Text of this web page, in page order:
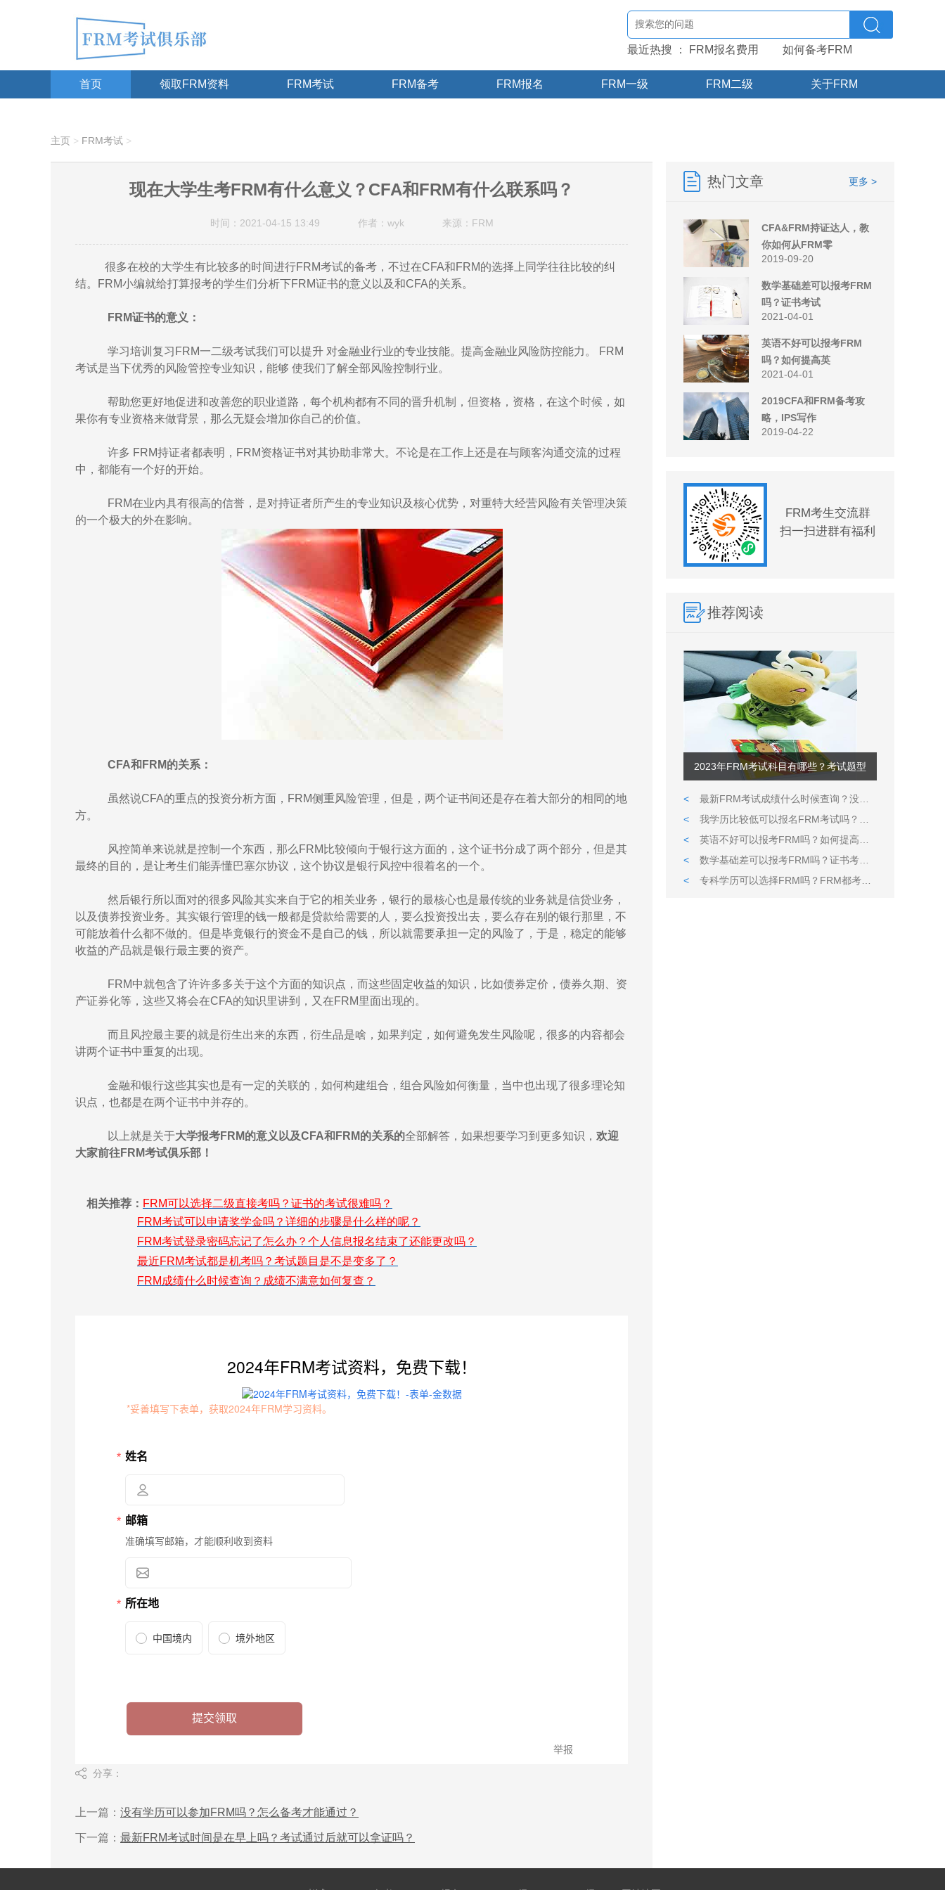
最近热搜 ： FRM报名费用 如何备考FRM
首页 领取FRM资料 FRM考试 FRM备考 FRM报名 FRM一级 FRM二级 关于FRM
主页 > FRM考试 >
现在大学生考FRM有什么意义？CFA和FRM有什么联系吗？
时间：2021-04-15 13:49 作者：wyk 来源：FRM
很多在校的大学生有比较多的时间进行FRM考试的备考，不过在CFA和FRM的选择上同学往往比较的纠
结。FRM小编就给打算报考的学生们分析下FRM证书的意义以及和CFA的关系。
FRM证书的意义：
学习培训复习FRM一二级考试我们可以提升 对金融业行业的专业技能。提高金融业风险防控能力。 FRM
考试是当下优秀的风险管控专业知识，能够 使我们了解全部风险控制行业。
帮助您更好地促进和改善您的职业道路，每个机构都有不同的晋升机制，但资格，资格，在这个时候，如
果你有专业资格来做背景，那么无疑会增加你自己的价值。
许多 FRM持证者都表明，FRM资格证书对其协助非常大。不论是在工作上还是在与顾客沟通交流的过程
中，都能有一个好的开始。
FRM在业内具有很高的信誉，是对持证者所产生的专业知识及核心优势，对重特大经营风险有关管理决策
的一个极大的外在影响。
CFA和FRM的关系：
虽然说CFA的重点的投资分析方面，FRM侧重风险管理，但是，两个证书间还是存在着大部分的相同的地
方。
风控简单来说就是控制一个东西，那么FRM比较倾向于银行这方面的，这个证书分成了两个部分，但是其
最终的目的，是让考生们能弄懂巴塞尔协议，这个协议是银行风控中很着名的一个。
然后银行所以面对的很多风险其实来自于它的相关业务，银行的最核心也是最传统的业务就是信贷业务，
以及债券投资业务。其实银行管理的钱一般都是贷款给需要的人，要么投资投出去，要么存在别的银行那里，不
可能放着什么都不做的。但是毕竟银行的资金不是自己的钱，所以就需要承担一定的风险了，于是，稳定的能够
收益的产品就是银行最主要的资产。
FRM中就包含了许许多多关于这个方面的知识点，而这些固定收益的知识，比如债券定价，债券久期、资
产证券化等，这些又将会在CFA的知识里讲到，又在FRM里面出现的。
而且风控最主要的就是衍生出来的东西，衍生品是啥，如果判定，如何避免发生风险呢，很多的内容都会
讲两个证书中重复的出现。
金融和银行这些其实也是有一定的关联的，如何构建组合，组合风险如何衡量，当中也出现了很多理论知
识点，也都是在两个证书中并存的。
以上就是关于大学报考FRM的意义以及CFA和FRM的关系的全部解答，如果想要学习到更多知识， 欢迎
大家前往FRM考试俱乐部！
相关推荐： FRM可以选择二级直接考吗？证书的考试很难吗？
FRM考试可以申请奖学金吗？详细的步骤是什么样的呢？
FRM考试登录密码忘记了怎么办？个人信息报名结束了还能更改吗？
最近FRM考试都是机考吗？考试题目是不是变多了？
FRM成绩什么时候查询？成绩不满意如何复查？
分享：
上一篇： 没有学历可以参加FRM吗？怎么备考才能通过？
下一篇： 最新FRM考试时间是在早上吗？考试通过后就可以拿证吗？
更多 >
热门文章
CFA&FRM持证达人，教
你如何从FRM零
2019-09-20
数学基础差可以报考FRM
吗？证书考试
2021-04-01
英语不好可以报考FRM
吗？如何提高英
2021-04-01
2019CFA和FRM备考攻
略，IPS写作
2019-04-22
FRM考生交流群
扫一扫进群有福利
推荐阅读
2023年FRM考试科目有哪些？考试题型
<
最新FRM考试成绩什么时候查询？没通过可以补考吗?
<
我学历比较低可以报名FRM考试吗？英语很久没用了可以通过考试吗？
<
英语不好可以报考FRM吗？如何提高英语水平？
<
数学基础差可以报考FRM吗？证书考试内容如何？
<
专科学历可以选择FRM吗？FRM都考哪些知识点？